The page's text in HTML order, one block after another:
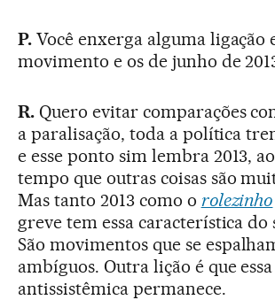
P.Você enxerga alguma ligação
movimento e os de junho de
R. Quero evitar comparações
a paralisação, toda a política
e esse ponto sim lembra 2013,
tempo que outras coisas são
Mas tanto 2013 como o rolezinho
greve tem essa característica do
São movimentos que se
ambíguos. Outra lição é que
antissistêmica permanece.